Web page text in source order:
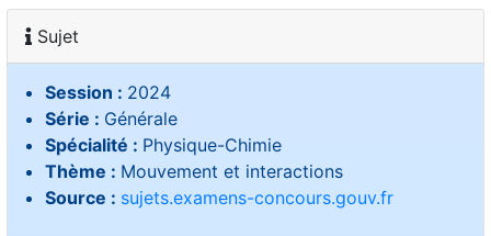
Sujet
Session : 2024
Série : Générale
Spécialité : Physique-Chimie
Thème : Mouvement et interactions
Source : sujets.examens-concours.gouv.fr